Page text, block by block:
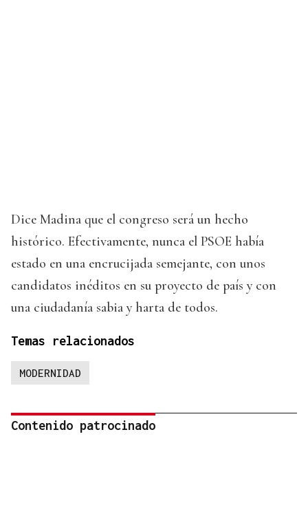
Dice Madina que el congreso será un hecho
histórico. Efectivamente, nunca el PSOE había
estado en una encrucijada semejante, con unos
candidatos inéditos en su proyecto de país y con
una ciudadanía sabia y harta de todos.
Temas relacionados
MODERNIDAD
Contenido patrocinado